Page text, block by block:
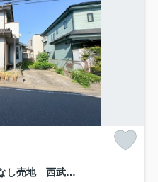
狭山市広瀬台1丁目 建築条件なし売地 西武新宿線『狭山市駅』バス18分 【広瀬小学区】